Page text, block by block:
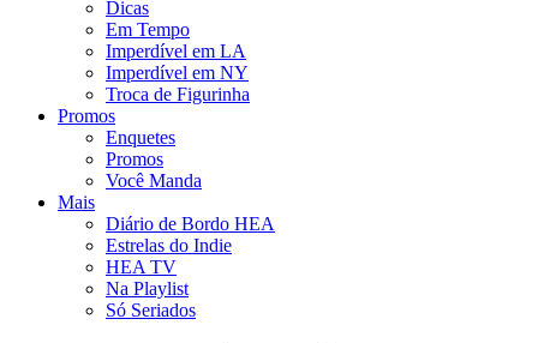
Dicas
Em Tempo
Imperdível em LA
Imperdível em NY
Troca de Figurinha
Promos
Enquetes
Promos
Você Manda
Mais
Diário de Bordo HEA
Estrelas do Indie
HEA TV
Na Playlist
Só Seriados